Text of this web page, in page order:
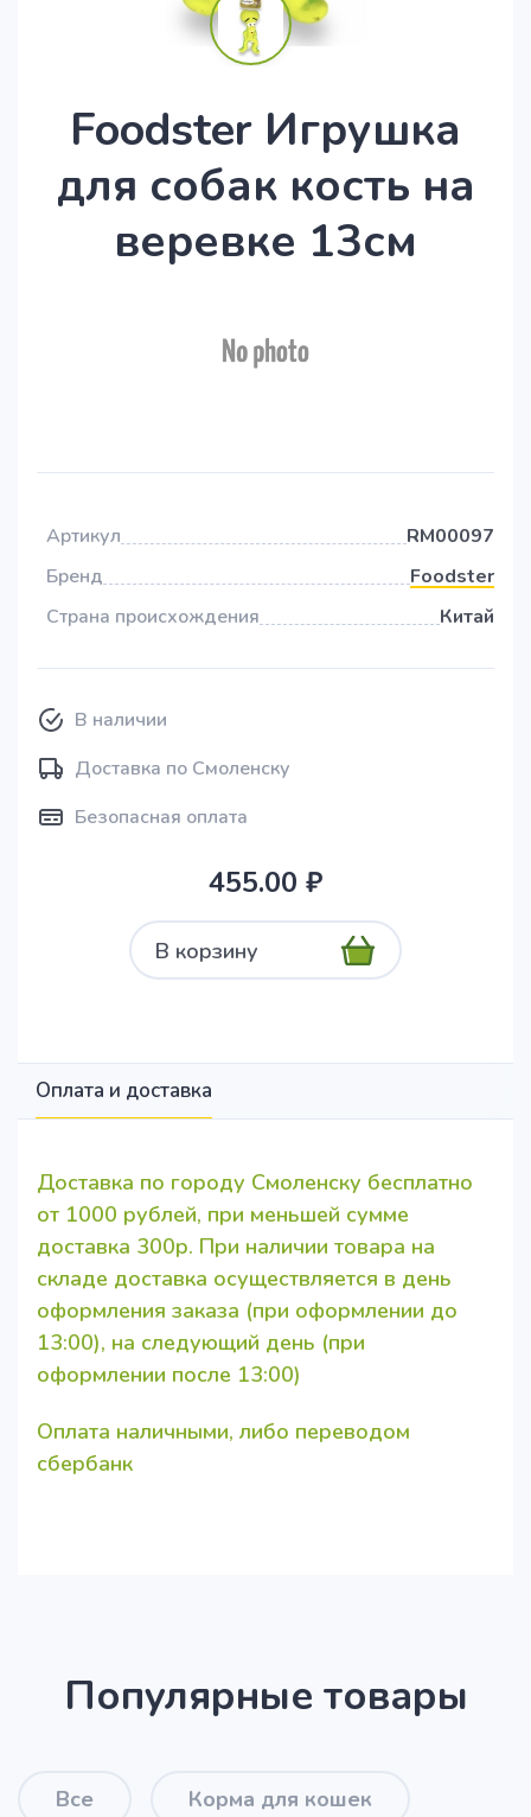
Foodster Игрушка
для собак кость на
веревке 13см
Артикул
RM00097
Бренд
Foodster
Страна происхождения
Китай
В наличии
Доставка по Смоленску
Безопасная оплата
455.00 ₽
В корзину
Оплата и доставка
Доставка по городу Смоленску бесплатно
от 1000 рублей, при меньшей сумме
доставка 300р. При наличии товара на
складе доставка осуществляется в день
оформления заказа (при оформлении до
13:00), на следующий день (при
оформлении после 13:00)
Оплата наличными, либо переводом
сбербанк
Популярные товары
Все Корма для кошек